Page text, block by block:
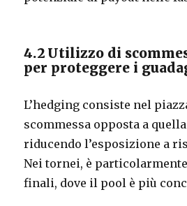
4.2 Utilizzo di
per proteggere i
L’hedging consiste nel
scommessa opposta a
riducendo l’esposizione a
Nei tornei, è
finali, dove il pool è più